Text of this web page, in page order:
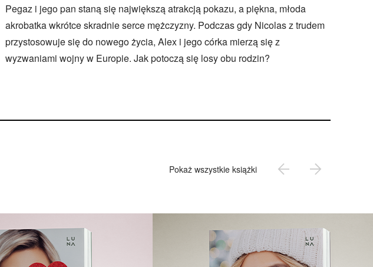
Pegaz i jego pan staną się największą atrakcją pokazu, a piękna, młoda
akrobatka wkrótce skradnie serce mężczyzny. Podczas gdy Nicolas z trudem
przystosowuje się do nowego życia, Alex i jego córka mierzą się z
wyzwaniami wojny w Europie. Jak potoczą się losy obu rodzin?
Pokaż wszystkie książki